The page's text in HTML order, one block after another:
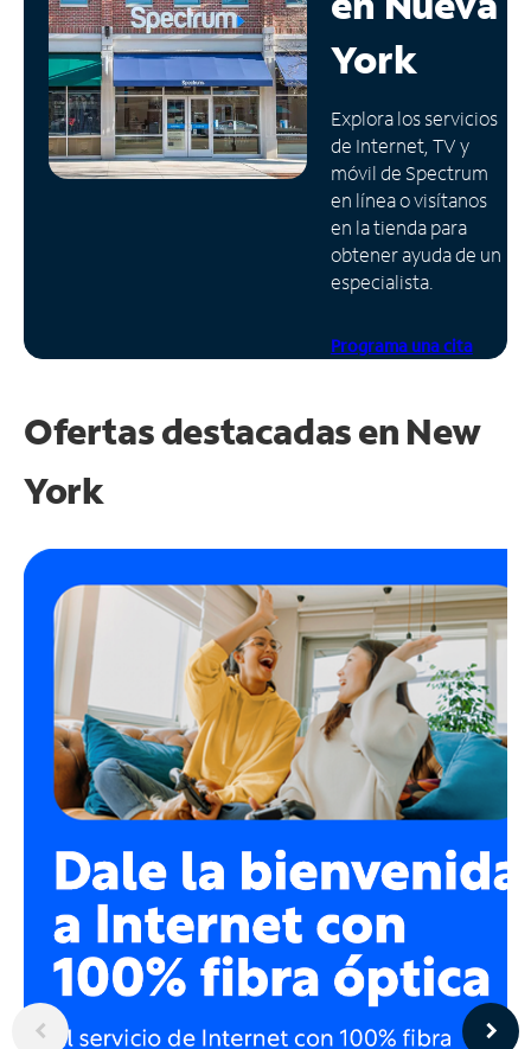
Administrar
cuenta
Encuentra
una
tienda
York
Explora los servicios
de Internet, TV y
móvil de Spectrum
en línea o visítanos
en la tienda para
obtener ayuda de un
especialista.
Programa una cita
Ofertas destacadas en New
York